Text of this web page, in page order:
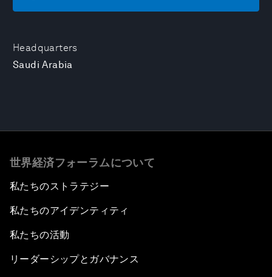
Headquarters
Saudi Arabia
世界経済フォーラムについて
私たちのストラテジー
私たちのアイデンティティ
私たちの活動
リーダーシップとガバナンス